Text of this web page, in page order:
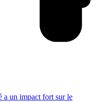
a un impact fort sur le